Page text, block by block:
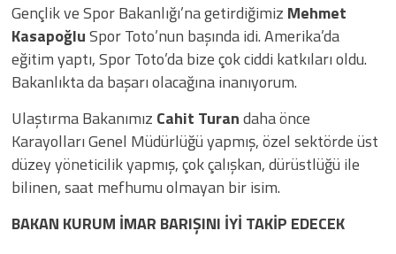
Gençlik ve Spor Bakanlığı’na getirdiğimiz Mehmet
KasapoğluSpor Toto’nun başında idi. Amerika’da
eğitim yaptı, Spor Toto’da bize çok ciddi katkıları oldu.
Bakanlıkta da başarı olacağına inanıyorum.
Ulaştırma Bakanımız Cahit Turandaha önce
Karayolları Genel Müdürlüğü yapmış, özel sektörde üst
düzey yöneticilik yapmış, çok çalışkan, dürüstlüğü ile
bilinen, saat mefhumu olmayan bir isim.
BAKAN KURUM İMAR BARIŞINI İYİ TAKİP EDECEK